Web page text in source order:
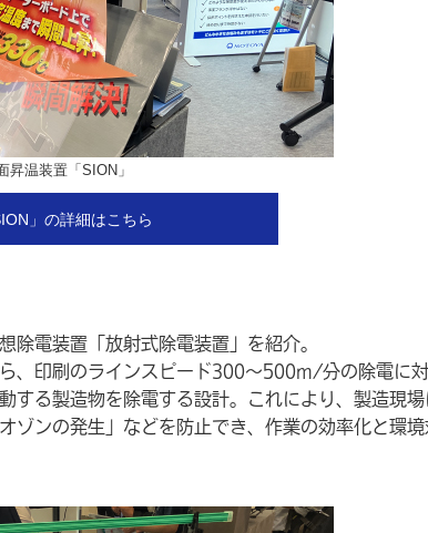
昇温装置「SION」
」の詳細はこちら
除電装置「放射式除電装置」を紹介。
、印刷のラインスピード300～500m/分の除電に
する製造物を除電する設計。これにより、製造現
ゾンの発生」などを防止でき、作業の効率化と環